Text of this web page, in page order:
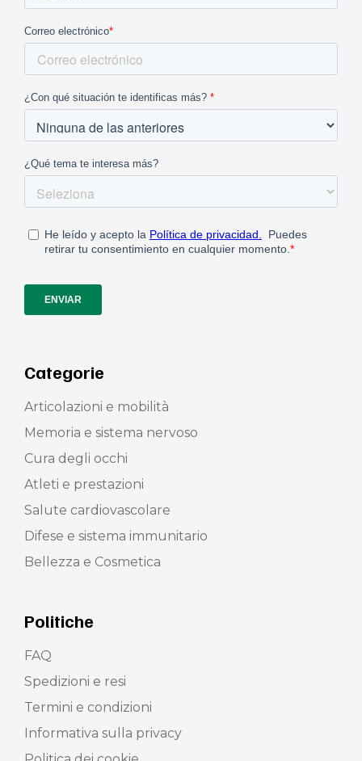
Categorie
Articolazioni e mobilità
Memoria e sistema nervoso
Cura degli occhi
Atleti e prestazioni
Salute cardiovascolare
Difese e sistema immunitario
Bellezza e Cosmetica
Politiche
FAQ
Spedizioni e resi
Termini e condizioni
Informativa sulla privacy